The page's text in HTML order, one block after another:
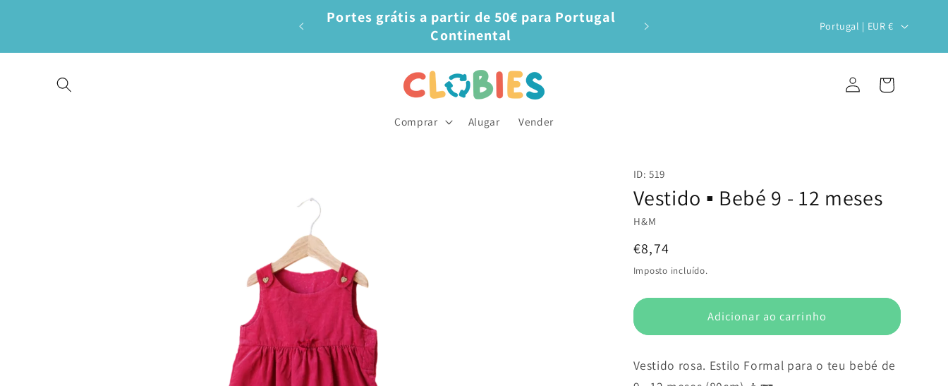
Portes grátis a partir de 50€ para Portugal
Continental
sustentabilidade!
P
a
g
Portugal | EUR €
Comprar Alugar Vender
Iniciar
sessão
Carrinho
ID: 519
Vestido ▪️ Bebé 9 - 12 meses
H&M
Preço
normal
€8,74
Imposto incluído.
Adicionar ao carrinho
Vestido rosa. Estilo Formal para o teu bebé de